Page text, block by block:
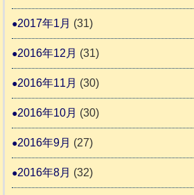
2017年1月 (31)
2016年12月 (31)
2016年11月 (30)
2016年10月 (30)
2016年9月 (27)
2016年8月 (32)